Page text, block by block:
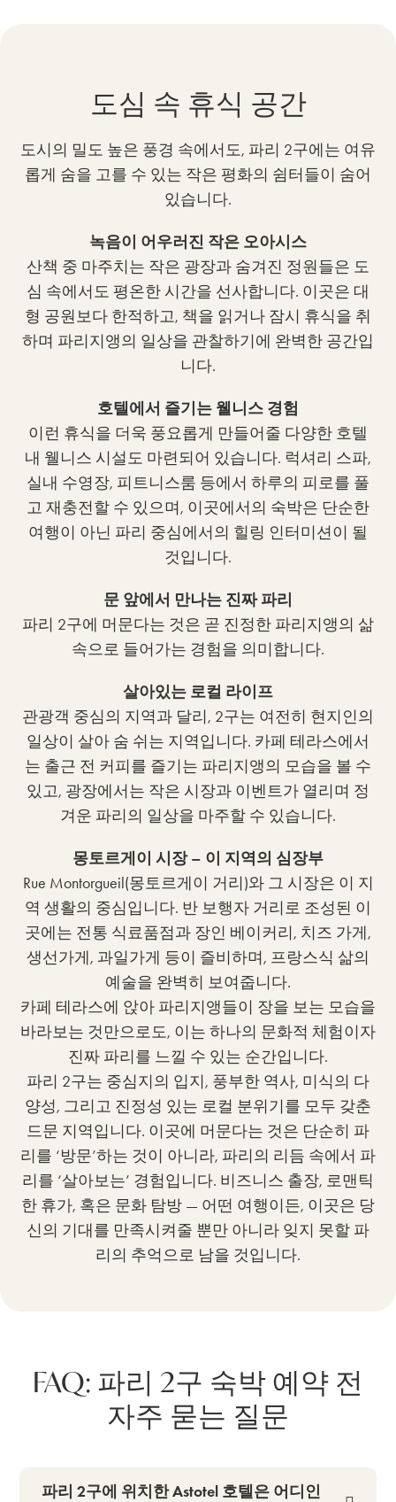
도심 속 휴식 공간
도시의 밀도 높은 풍경 속에서도, 파리 2구에는 여유
롭게 숨을 고를 수 있는 작은 평화의 쉼터들이 숨어
있습니다.
녹음이 어우러진 작은 오아시스
산책 중 마주치는 작은 광장과 숨겨진 정원들은 도
심 속에서도 평온한 시간을 선사합니다. 이곳은 대
형 공원보다 한적하고, 책을 읽거나 잠시 휴식을 취
하며 파리지앵의 일상을 관찰하기에 완벽한 공간입
니다.
호텔에서 즐기는 웰니스 경험
이런 휴식을 더욱 풍요롭게 만들어줄 다양한 호텔
내 웰니스 시설도 마련되어 있습니다. 럭셔리 스파,
실내 수영장, 피트니스룸 등에서 하루의 피로를 풀
고 재충전할 수 있으며, 이곳에서의 숙박은 단순한
여행이 아닌 파리 중심에서의 힐링 인터미션이 될
것입니다.
문 앞에서 만나는 진짜 파리
파리 2구에 머문다는 것은 곧 진정한 파리지앵의 삶
속으로 들어가는 경험을 의미합니다.
살아있는 로컬 라이프
관광객 중심의 지역과 달리, 2구는 여전히 현지인의
일상이 살아 숨 쉬는 지역입니다. 카페 테라스에서
는 출근 전 커피를 즐기는 파리지앵의 모습을 볼 수
있고, 광장에서는 작은 시장과 이벤트가 열리며 정
겨운 파리의 일상을 마주할 수 있습니다.
몽토르게이 시장 – 이 지역의 심장부
Rue Montorgueil(몽토르게이 거리)와 그 시장은 이 지
역 생활의 중심입니다. 반 보행자 거리로 조성된 이
곳에는 전통 식료품점과 장인 베이커리, 치즈 가게,
생선가게, 과일가게 등이 즐비하며, 프랑스식 삶의
예술을 완벽히 보여줍니다.
카페 테라스에 앉아 파리지앵들이 장을 보는 모습을
바라보는 것만으로도, 이는 하나의 문화적 체험이자
진짜 파리를 느낄 수 있는 순간입니다.
파리 2구는 중심지의 입지, 풍부한 역사, 미식의 다
양성, 그리고 진정성 있는 로컬 분위기를 모두 갖춘
드문 지역입니다. 이곳에 머문다는 것은 단순히 파
리를 ‘방문’하는 것이 아니라, 파리의 리듬 속에서 파
리를 ‘살아보는’ 경험입니다. 비즈니스 출장, 로맨틱
한 휴가, 혹은 문화 탐방 — 어떤 여행이든, 이곳은 당
신의 기대를 만족시켜줄 뿐만 아니라 잊지 못할 파
리의 추억으로 남을 것입니다.
FAQ: 파리 2구 숙박 예약 전
자주 묻는 질문
파리 2구에 위치한 Astotel 호텔은 어디인